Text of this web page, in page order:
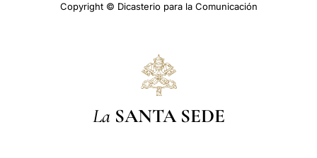
Copyright © Dicasterio para la Comunicación
La SANTA SEDE